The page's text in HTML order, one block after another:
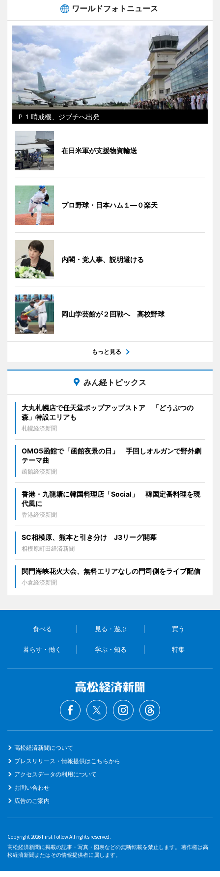
ワールドフォトニュース
Ｐ１哨戒機、ジブチへ出発
在日米軍が支援物資輸送
プロ野球・日本ハム１―０楽天
内閣・党人事、説明避ける
岡山学芸館が２回戦へ 高校野球
もっと見る
みん経トピックス
大丸札幌店で任天堂ポップアップストア 「どうぶつの
森」特設エリアも
札幌経済新聞
OMO5函館で「函館夜景の日」 手回しオルガンで野外劇
テーマ曲
函館経済新聞
香港・九龍塘に韓国料理店「Social」 韓国定番料理を現
代風に
香港経済新聞
SC相模原、熊本と引き分け J3リーグ開幕
相模原町田経済新聞
関門海峡花火大会、無料エリアなしの門司側をライブ配信
小倉経済新聞
食べる 見る・遊ぶ 買う
暮らす・働く 学ぶ・知る 特集
高松経済新聞について
プレスリリース・情報提供はこちらから
アクセスデータの利用について
お問い合わせ
広告のご案内
Copyright 2026 First Follow All rights reserved.
高松経済新聞に掲載の記事・写真・図表などの無断転載を禁止します。 著作権は高
松経済新聞またはその情報提供者に属します。